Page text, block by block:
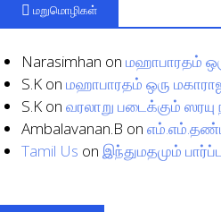
மறுமொழிகள்
Narasimhan on மஹாபாரதம்
S.K on மஹாபாரதம் ஒரு
S.K on வரலாறு படைக்கும் ஸரயு
Ambalavanan.B on
Tamil Us on இந்துமதமும்